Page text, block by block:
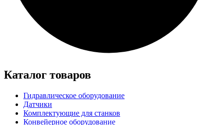
Каталог товаров
Гидравлическое оборудование
Датчики
Комплектующие для станков
Конвейерное оборудование